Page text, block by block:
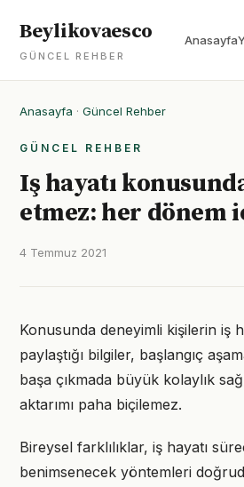
Beylikovaesco
GÜNCEL REHBER
Anasayfa
Anasayfa · Güncel Rehber
GÜNCEL REHBER
Iş hayatı
etmez: her dönem
4 Temmuz 2021
Konusunda deneyimli kişilerin iş
paylaştığı bilgiler, başlangıç
başa çıkmada büyük kolaylık
aktarımı paha biçilemez.
Bireysel farklılıklar, iş hayatı
benimsenecek yöntemleri